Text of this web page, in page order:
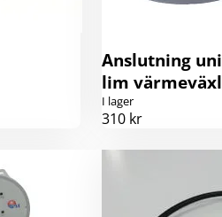
Anslutning
lim
I lager
310 kr